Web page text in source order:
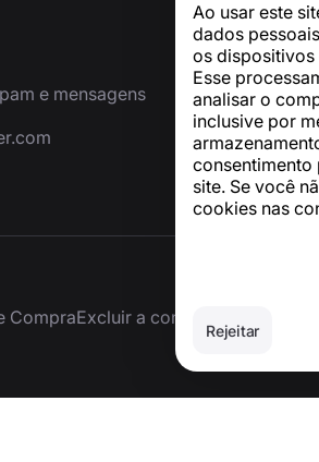
Ao usar este
dados
os
Esse
analisar o
inclusive por
consentimento
site. Se você
cookies nas
Rejeitar
e mensagens
CompraExcluir a conta e os dados